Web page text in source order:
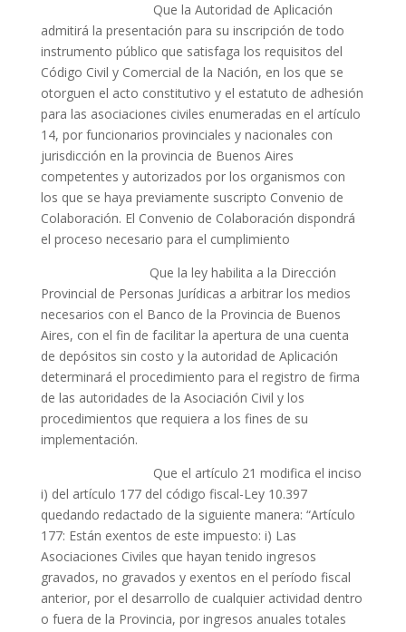
Que la Autoridad de Aplicación
admitirá la presentación para su inscripción de todo
instrumento público que satisfaga los requisitos del
Código Civil y Comercial de la Nación, en los que se
otorguen el acto constitutivo y el estatuto de adhesión
para las asociaciones civiles enumeradas en el artículo
14, por funcionarios provinciales y nacionales con
jurisdicción en la provincia de Buenos Aires
competentes y autorizados por los organismos con
los que se haya previamente suscripto Convenio de
Colaboración. El Convenio de Colaboración dispondrá
el proceso necesario para el cumplimiento
Que la ley habilita a la Dirección
Provincial de Personas Jurídicas a arbitrar los medios
necesarios con el Banco de la Provincia de Buenos
Aires, con el fin de facilitar la apertura de una cuenta
de depósitos sin costo y la autoridad de Aplicación
determinará el procedimiento para el registro de firma
de las autoridades de la Asociación Civil y los
procedimientos que requiera a los fines de su
implementación.
Que el artículo 21 modifica el inciso
i) del artículo 177 del código fiscal-Ley 10.397
quedando redactado de la siguiente manera: “Artículo
177: Están exentos de este impuesto: i) Las
Asociaciones Civiles que hayan tenido ingresos
gravados, no gravados y exentos en el período fiscal
anterior, por el desarrollo de cualquier actividad dentro
o fuera de la Provincia, por ingresos anuales totales